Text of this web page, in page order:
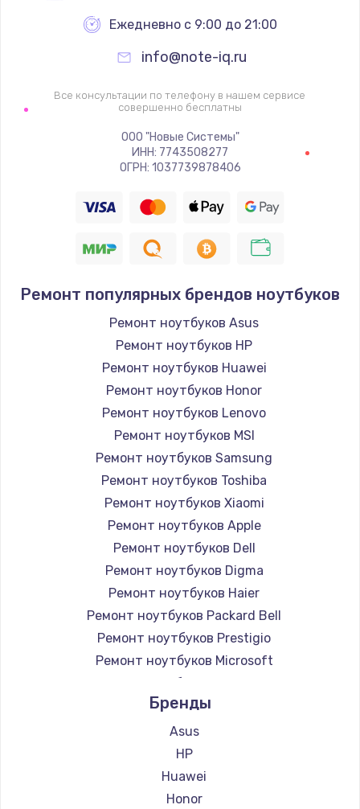
Ежедневно с 9:00 до 21:00
info@note-iq.ru
Все консультации по телефону в нашем сервисе
совершенно бесплатны
ООО "Новые Системы"
ИНН: 7743508277
ОГРН: 1037739878406
Ремонт популярных брендов ноутбуков
Ремонт ноутбуков Asus
Ремонт ноутбуков HP
Ремонт ноутбуков Huawei
Ремонт ноутбуков Honor
Ремонт ноутбуков Lenovo
Ремонт ноутбуков MSI
Ремонт ноутбуков Samsung
Ремонт ноутбуков Toshiba
Ремонт ноутбуков Xiaomi
Ремонт ноутбуков Apple
Ремонт ноутбуков Dell
Ремонт ноутбуков Digma
Ремонт ноутбуков Haier
Ремонт ноутбуков Packard Bell
Ремонт ноутбуков Prestigio
Ремонт ноутбуков Microsoft
Ремонт ноутбуков Alienware
Ремонт ноутбуков Aquarius
Ремонт ноутбуков Gigabyte
Ремонт ноутбуков Aorus
Ремонт ноутбуков Maibenben
Ремонт ноутбуков Getac
Бренды
Asus
HP
Huawei
Honor